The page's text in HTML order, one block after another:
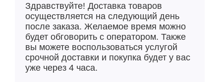
Здравствуйте! Доставка товаров
осуществляется на следующий день
после заказа. Желаемое время можно
будет обговорить с оператором. Также
вы можете воспользоваться услугой
срочной доставки и покупка будет у вас
уже через 4 часа.